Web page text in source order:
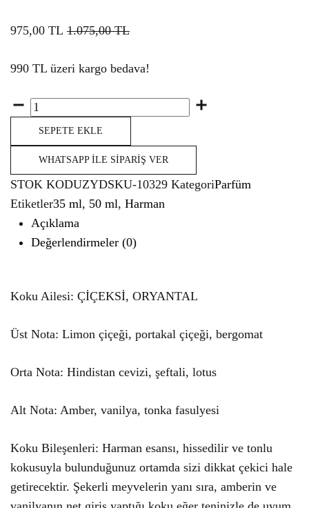
975,00 TL 1.075,00TL
990 TL üzeri kargo bedava!
Miktar
SEPETE EKLE
WHATSAPP İLE SIPARIŞ VER
STOK KODUZYDSKU-10329 KategoriParfüm
Etiketler35 ml, 50 ml, Harman
Açıklama
Değerlendirmeler (0)
Koku Ailesi: ÇİÇEKSİ, ORYANTAL
Üst Nota: Limon çiçeği, portakal çiçeği, bergomat
Orta Nota: Hindistan cevizi, şeftali, lotus
Alt Nota: Amber, vanilya, tonka fasulyesi
Koku Bileşenleri: Harman esansı, hissedilir ve tonlu
kokusuyla bulunduğunuz ortamda sizi dikkat çekici hale
getirecektir. Şekerli meyvelerin yanı sıra, amberin ve